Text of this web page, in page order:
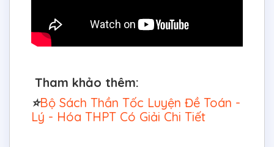
Tham khảo thêm:
⭐Bộ Sách Thần Tốc Luyện Đề Toán -
Lý - Hóa THPT Có Giải Chi Tiết